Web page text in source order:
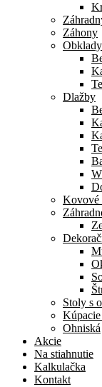
Záhony
Obklady
Dlažby
Kovové
Stoly s
Kúpacie
Ohniská
Akcie
Na stiahnutie
Kalkulačka
Kontakt